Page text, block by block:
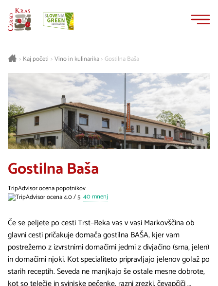
> Kaj početi > Vino in kulinarika>Gostilna Baša
Gostilna Baša
TripAdvisor ocena popotnikov
40 mnenj
Če se peljete po cesti Trst–Reka vas v vasi Markovščina ob
glavni cesti pričakuje domača gostilna BAŠA, kjer vam
postrežemo z izvrstnimi domačimi jedmi z divjačino (srna, jelen)
in domačimi njoki. Kot specialiteto pripravljajo jelenov golaž po
starih receptih. Seveda ne manjkajo še ostale mesne dobrote,